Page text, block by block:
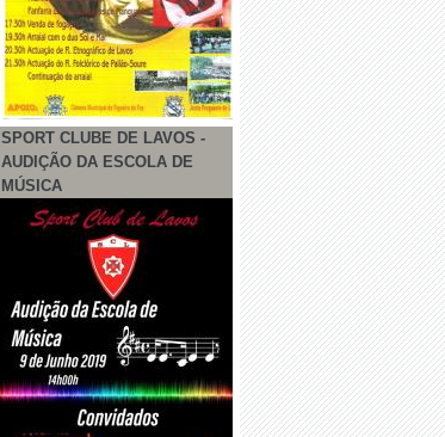
SPORT CLUBE DE LAVOS -
AUDIÇÃO DA ESCOLA DE
MÚSICA